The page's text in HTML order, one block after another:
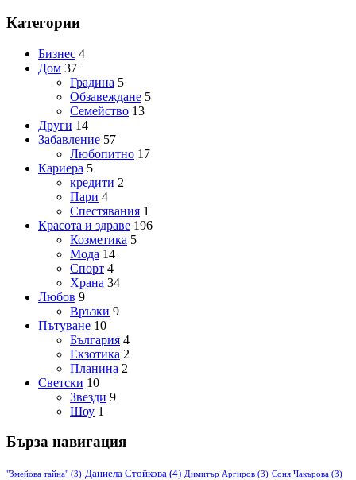
Категории
Бизнес 4
Дом 37
Градина 5
Обзавеждане 5
Семейство 13
Други 14
Забавление 57
Любопитно 17
Кариера 5
кредити 2
Пари 4
Спестявания 1
Красота и здраве 196
Козметика 5
Мода 14
Спорт 4
Храна 34
Любов 9
Връзки 9
Пътуване 10
България 4
Екзотика 2
Планина 2
Светски 10
Звезди 9
Шоу 1
Бърза навигация
"Змейова тайна" (3) Даниела Стойкова (4) Димитър Аргиров (3) Соня Чакърова (3)